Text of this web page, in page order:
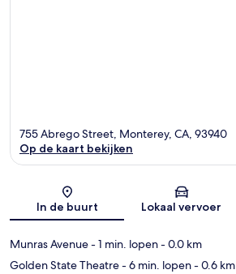
Kaart
755 Abrego Street, Monterey, CA, 93940
Op de kaart bekijken
In de buurt Lokaal vervoer
Munras Avenue- 1 min. lopen- 0.0 km
Golden State Theatre- 6 min. lopen- 0.6 km